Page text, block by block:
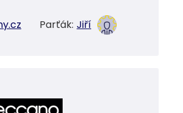
Parťák: Jiří